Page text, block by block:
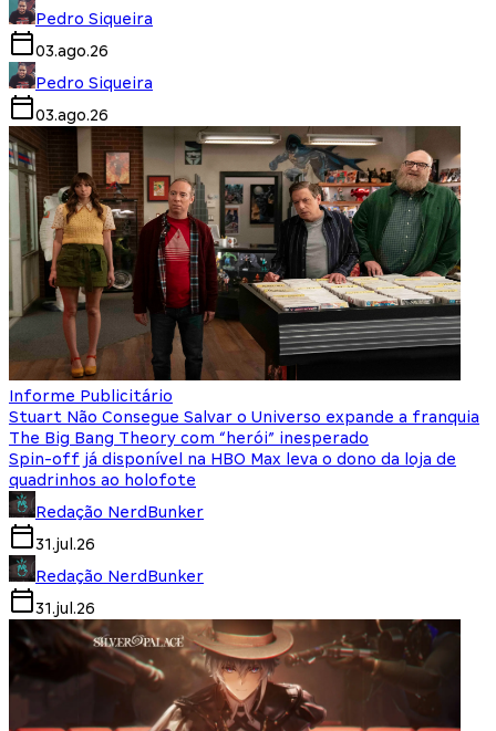
Pedro Siqueira
03.ago.26
Pedro Siqueira
03.ago.26
Informe Publicitário
Stuart Não Consegue Salvar o Universo expande a franquia
The Big Bang Theory com “herói” inesperado
Spin-off já disponível na HBO Max leva o dono da loja de
quadrinhos ao holofote
Redação NerdBunker
31.jul.26
Redação NerdBunker
31.jul.26